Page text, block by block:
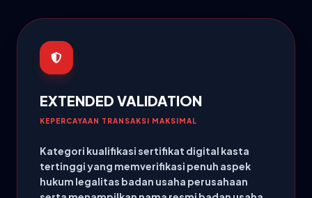
EXTENDED VALIDATION
KEPERCAYAAN TRANSAKSI MAKSIMAL
Kategori kualifikasi sertifikat digital kasta
tertinggi yang memverifikasi penuh aspek
hukum legalitas badan usaha perusahaan